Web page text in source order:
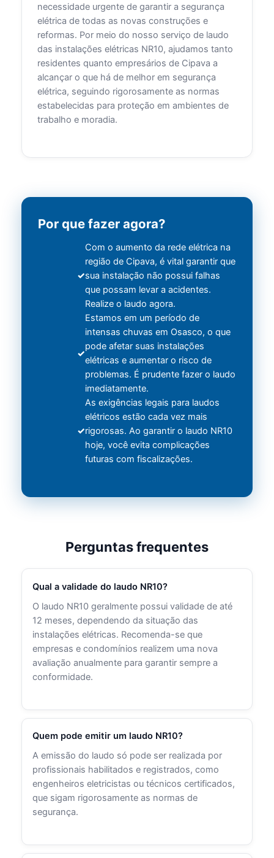
necessidade urgente de garantir a segurança
elétrica de todas as novas construções e
reformas. Por meio do nosso serviço de laudo
das instalações elétricas NR10, ajudamos tanto
residentes quanto empresários de Cipava a
alcançar o que há de melhor em segurança
elétrica, seguindo rigorosamente as normas
estabelecidas para proteção em ambientes de
trabalho e moradia.
Por que fazer agora?
Com o aumento da rede elétrica na
região de Cipava, é vital garantir que
sua instalação não possui falhas
que possam levar a acidentes.
Realize o laudo agora.
Estamos em um período de
intensas chuvas em Osasco, o que
pode afetar suas instalações
elétricas e aumentar o risco de
problemas. É prudente fazer o laudo
imediatamente.
As exigências legais para laudos
elétricos estão cada vez mais
rigorosas. Ao garantir o laudo NR10
hoje, você evita complicações
futuras com fiscalizações.
Perguntas frequentes
Qual a validade do laudo NR10?
O laudo NR10 geralmente possui validade de até
12 meses, dependendo da situação das
instalações elétricas. Recomenda-se que
empresas e condomínios realizem uma nova
avaliação anualmente para garantir sempre a
conformidade.
Quem pode emitir um laudo NR10?
A emissão do laudo só pode ser realizada por
profissionais habilitados e registrados, como
engenheiros eletricistas ou técnicos certificados,
que sigam rigorosamente as normas de
segurança.